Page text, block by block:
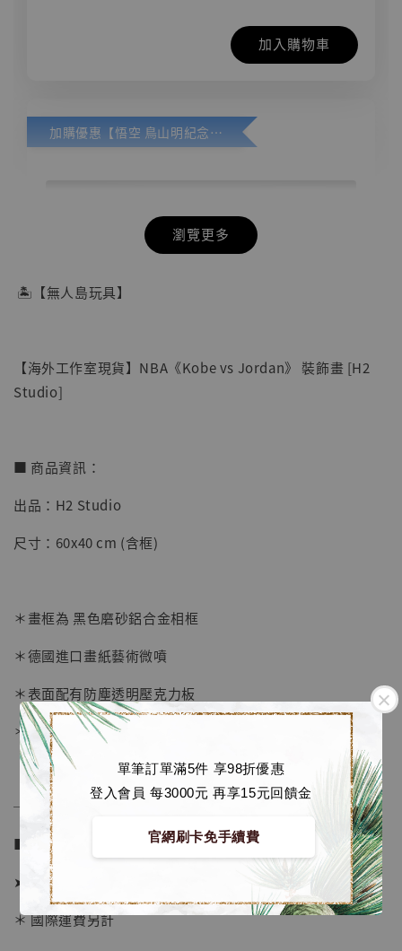
單筆訂單滿5件 享98折優惠
登入會員 每3000元 再享15元回饋金
官網刷卡免手續費
加入購物車
加購優惠【悟空 鳥山明紀念款 [奇蹟工作室]】
【店內現貨】七龍珠 系列蒐藏雕像 悟空 鳥山
明紀念款 [奇蹟工作室]
瀏覽更多
🏝【無人島玩具】
【海外工作室現貨】NBA《Kobe vs Jordan》 裝飾畫 [H2
Studio]
■ 商品資訊：
出品：H2 Studio
尺寸：60x40 cm (含框)
＊畫框為 黑色磨砂鋁合金相框
＊德國進口畫紙藝術微噴
＊表面配有防塵透明壓克力板
＊背面爲防潮背板
──────────────
■ 販售資訊：
➤ 價格 1380元
＊ 國際運費另計